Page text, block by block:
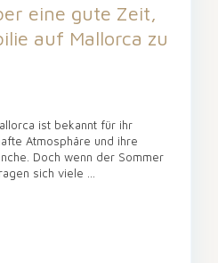
eine gute Zeit,
auf Mallorca zu
ist bekannt für ihr
Atmosphäre und ihre
Doch wenn der Sommer
sich viele